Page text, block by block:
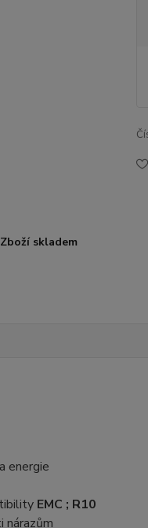
Zboží skladem
energie
EMC ; R10
nárazům